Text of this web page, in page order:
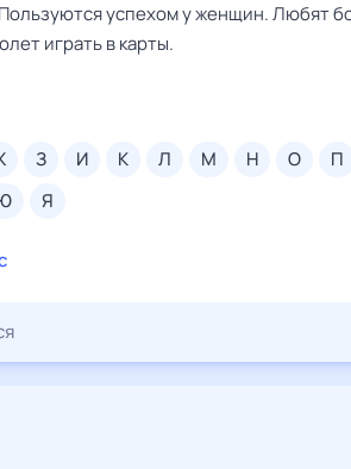
успехом у женщин. Любят
играть в карты.
з и к л м н о п
я